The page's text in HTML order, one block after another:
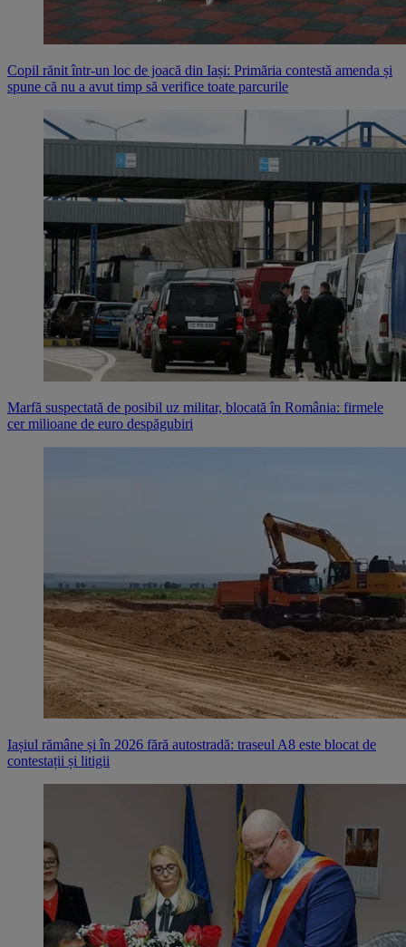
Copil rănit într-un loc de joacă din Iași: Primăria contestă amenda și
spune că nu a avut timp să verifice toate parcurile
Marfă suspectată de posibil uz militar, blocată în România: firmele
cer milioane de euro despăgubiri
Iașiul rămâne și în 2026 fără autostradă: traseul A8 este blocat de
contestații și litigii